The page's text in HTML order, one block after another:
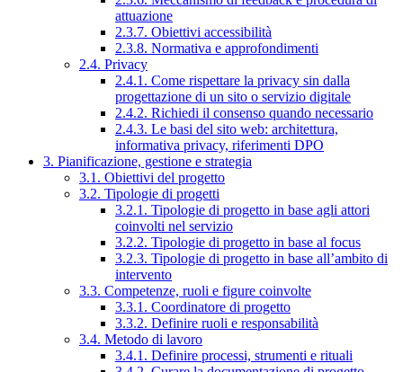
attuazione
2.3.7. Obiettivi accessibilità
2.3.8. Normativa e approfondimenti
2.4. Privacy
2.4.1. Come rispettare la privacy sin dalla
progettazione di un sito o servizio digitale
2.4.2. Richiedi il consenso quando necessario
2.4.3. Le basi del sito web: architettura,
informativa privacy, riferimenti DPO
3. Pianificazione, gestione e strategia
3.1. Obiettivi del progetto
3.2. Tipologie di progetti
3.2.1. Tipologie di progetto in base agli attori
coinvolti nel servizio
3.2.2. Tipologie di progetto in base al focus
3.2.3. Tipologie di progetto in base all’ambito di
intervento
3.3. Competenze, ruoli e figure coinvolte
3.3.1. Coordinatore di progetto
3.3.2. Definire ruoli e responsabilità
3.4. Metodo di lavoro
3.4.1. Definire processi, strumenti e rituali